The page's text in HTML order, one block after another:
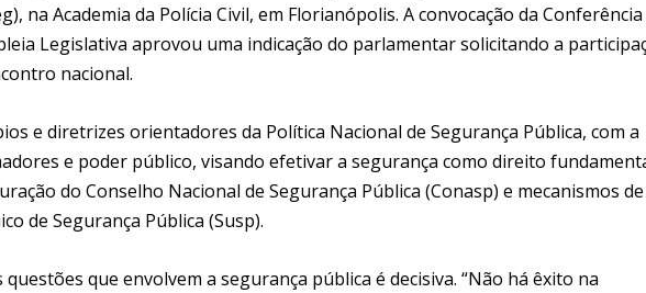
na Academia da Polícia Civil, em Florianópolis. A convocação da Conferência
Legislativa aprovou uma indicação do parlamentar solicitando a
nacional.
e diretrizes orientadores da Política Nacional de Segurança Pública, com a
e poder público, visando efetivar a segurança como direito
do Conselho Nacional de Segurança Pública (Conasp) e mecanismos de
de Segurança Pública (Susp).
que envolvem a segurança pública é decisiva. “Não há êxito na